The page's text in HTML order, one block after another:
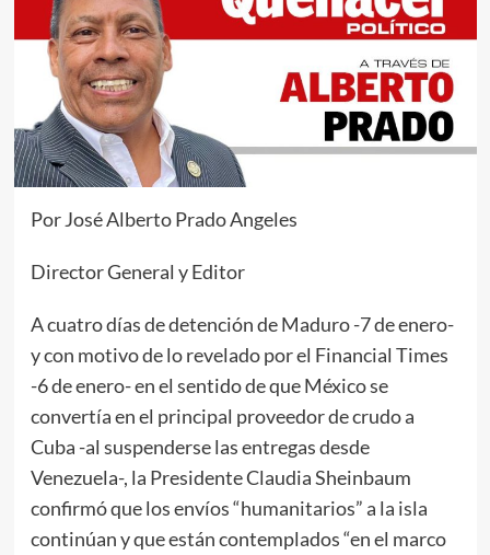
Por José Alberto Prado Angeles
Director General y Editor
A cuatro días de detención de Maduro -7 de enero-
y con motivo de lo revelado por el Financial Times
-6 de enero- en el sentido de que México se
convertía en el principal proveedor de crudo a
Cuba -al suspenderse las entregas desde
Venezuela-, la Presidente Claudia Sheinbaum
confirmó que los envíos “humanitarios” a la isla
continúan y que están contemplados “en el marco